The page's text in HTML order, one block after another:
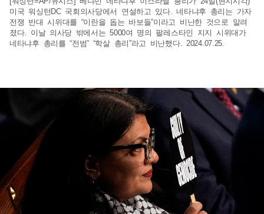
미국 워싱턴DC 국회의사당에서 연설하고 있다. 네타냐후 총리는 가자
전쟁 반대 시위대를 “이란을 돕는 바보들”이라고 비난한 것으로 알려
졌다. 이날 의사당 밖에서는 5000여 명의 팔레스타인 지지 시위대가
네타냐후 총리를 “전범” “학살 총리”라고 비난했다. 2024.07.25.